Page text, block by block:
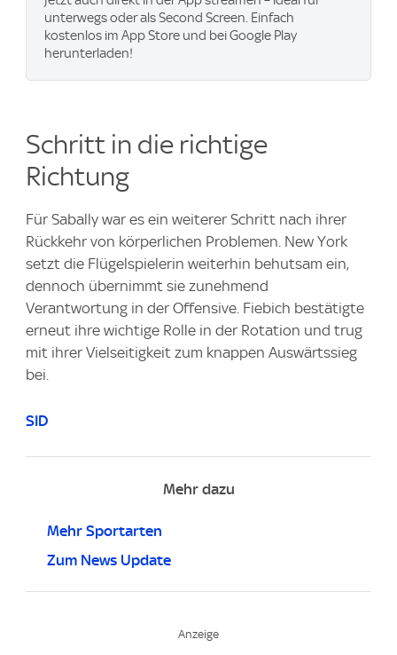
unterwegs oder als Second Screen. Einfach
kostenlos im App Store und bei Google Play
herunterladen!
Schritt in die richtige
Richtung
Für Sabally war es ein weiterer Schritt nach ihrer
Rückkehr von körperlichen Problemen. New York
setzt die Flügelspielerin weiterhin behutsam ein,
dennoch übernimmt sie zunehmend
Verantwortung in der Offensive. Fiebich bestätigte
erneut ihre wichtige Rolle in der Rotation und trug
mit ihrer Vielseitigkeit zum knappen Auswärtssieg
bei.
SID
Mehr dazu
Mehr Sportarten
Zum News Update